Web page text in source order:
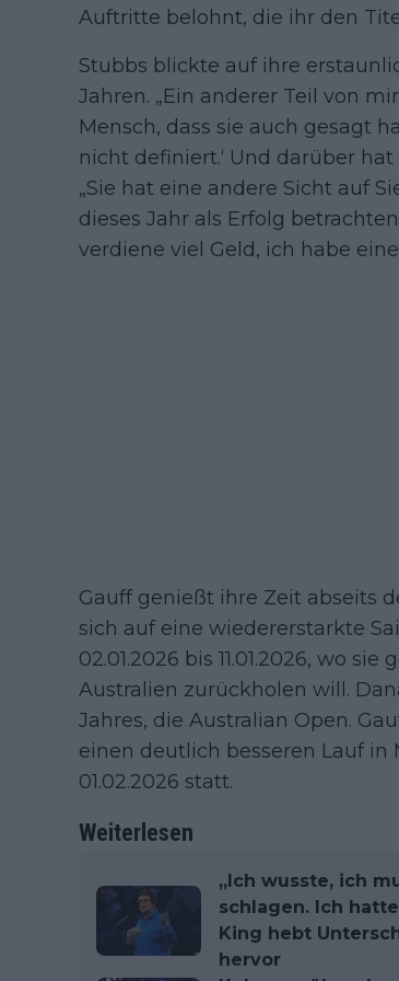
Auftritte belohnt, die ihr den
Stubbs blickte auf ihre
Jahren. „Ein anderer Teil von
Mensch, dass sie auch gesagt
nicht definiert.‘ Und darüber
„Sie hat eine andere Sicht auf
dieses Jahr als Erfolg
verdiene viel Geld, ich habe
Gauff genießt ihre Zeit abseits
sich auf eine wiedererstarkte
02.01.2026 bis 11.01.2026, wo
Australien zurückholen will.
Jahres, die Australian Open.
einen deutlich besseren Lauf in
01.02.2026 statt.
Weiterlesen
„Ich wusste, ich
schlagen. Ich
King hebt
hervor